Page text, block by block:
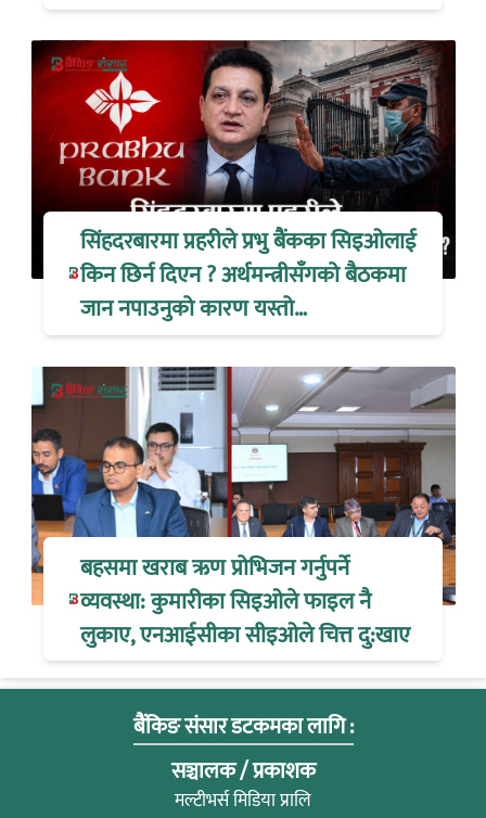
सिंहदरबारमा प्रहरीले प्रभु बैंकका सिइओलाई
किन छिर्न दिएन ? अर्थमन्त्रीसँगको बैठकमा
जान नपाउनुको कारण यस्तो…
बहसमा खराब ऋण प्रोभिजन गर्नुपर्ने
व्यवस्था: कुमारीका सिइओले फाइल नै
लुकाए, एनआईसीका सीइओले चित्त दु:खाए
बैंकिङ संसार डटकमका लागि :
सञ्चालक / प्रकाशक
मल्टीभर्स मिडिया प्रालि